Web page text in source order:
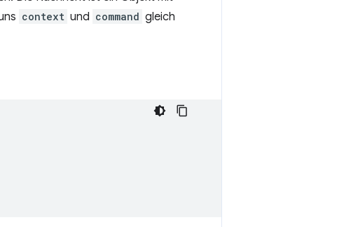
context und command gleich